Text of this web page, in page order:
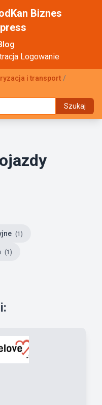
Biznes
Logowanie
i transport /
Szukaj
(1)
(1)